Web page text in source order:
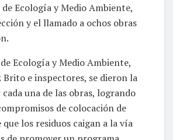
Ecología y Medio Ambiente,
y el llamado a ochos obras
Ecología y Medio Ambiente,
Brito e inspectores, se dieron la
una de las obras, logrando
de colocación de
los residuos caigan a la vía